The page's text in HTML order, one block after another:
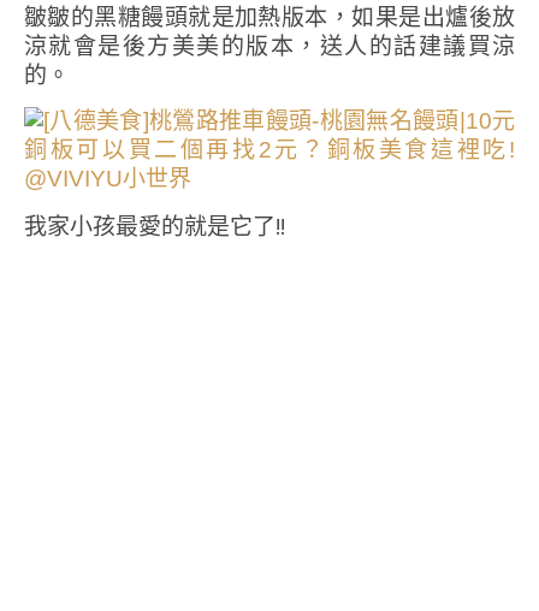
皺皺的黑糖饅頭就是加熱版本，如果是出爐後放
涼就會是後方美美的版本，送人的話建議買涼
的。
我家小孩最愛的就是它了!!